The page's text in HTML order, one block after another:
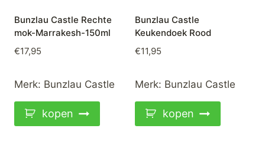
Bunzlau Castle Rechte
mok-Marrakesh-150ml
€17,95
Merk: Bunzlau Castle
kopen
Bunzlau Castle
Keukendoek Rood
€11,95
Merk: Bunzlau Castle
kopen